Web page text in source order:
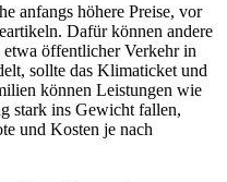
anfangs höhere Preise, vor
Dafür können andere
etwa öffentlicher Verkehr in
sollte das Klimaticket und
können Leistungen wie
stark ins Gewicht fallen,
und Kosten je nach